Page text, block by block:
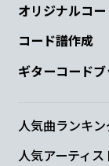
オリジナルコ
コード譜作成
ギターコード
人気曲ランキ
人気アーティ